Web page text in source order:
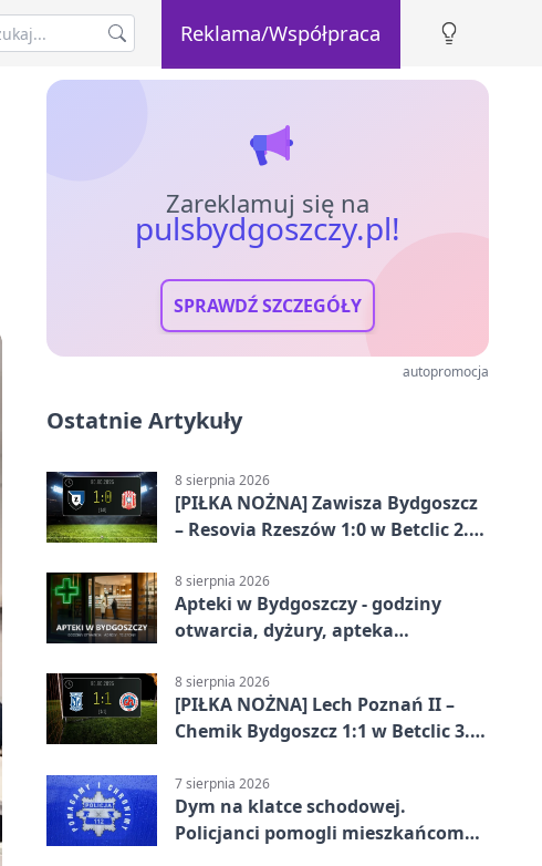
Reklama/Współpraca
Zareklamuj się na
pulsbydgoszczy.pl!
SPRAWDŹ SZCZEGÓŁY
autopromocja
Ostatnie Artykuły
8 sierpnia 2026
[PIŁKA NOŻNA] Zawisza Bydgoszcz
– Resovia Rzeszów 1:0 w Betclic 2.
gospodarzy
8 sierpnia 2026
Apteki w Bydgoszczy - godziny
otwarcia, dyżury, apteka
8 sierpnia 2026
[PIŁKA NOŻNA] Lech Poznań II –
Chemik Bydgoszcz 1:1 w Betclic 3.
Bydgoszczanie wywieźli punkt z
Wronek
7 sierpnia 2026
Dym na klatce schodowej.
Policjanci pomogli mieszkańcom